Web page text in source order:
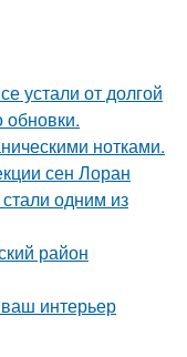
устали от долгой
обновки.
нотками.
сен Лоран
одним из
район
интерьер